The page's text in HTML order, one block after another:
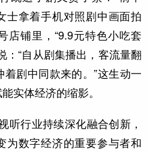
士拿着手机对照剧中画面拍
店铺里，“9.9元特色小吃套
：“自从剧集播出，客流量翻
剧中同款来的。”这生动一
实体经济的缩影。
行业持续深化融合创新，
为数字经济的重要参与者和